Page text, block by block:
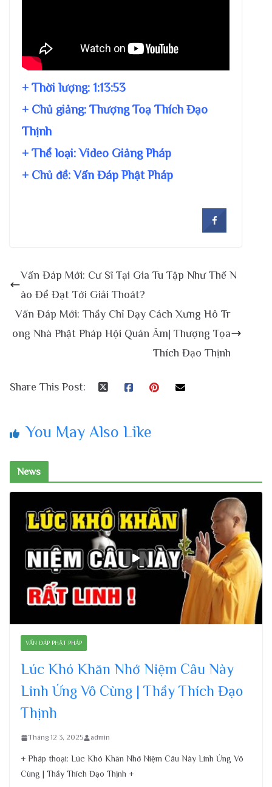
+ Thời lượng: 1:13:53
+ Chủ giảng: Thượng Toạ Thích Đạo
Thịnh
+ Thể loại: Video Giảng Pháp
+ Chủ đề:Vấn Đáp Phật Pháp
Vấn Đáp Mới: Cư Sĩ Tại Gia Tu Tập Như Thế N
ào Để Đạt Tới Giải Thoát?
Vấn Đáp Mới: Thầy Chỉ Dạy Cách Xưng Hô Tr
ong Nhà Phật Pháp Hội Quán Âm| Thượng Tọa
Thích Đạo Thịnh
Share This Post:
You May Also Like
News
VẤN ĐÁP PHẬT PHÁP
Lúc Khó Khăn Nhớ Niệm Câu Này
Linh Ứng Vô Cùng | Thầy Thích Đạo
Thịnh
Tháng 12 3, 2025 admin
+ Pháp thoại: Lúc Khó Khăn Nhớ Niệm Câu Này Linh Ứng Vô
Cùng | Thầy Thích Đạo Thịnh +